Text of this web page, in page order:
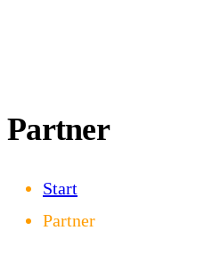
Partner
Start
Partner